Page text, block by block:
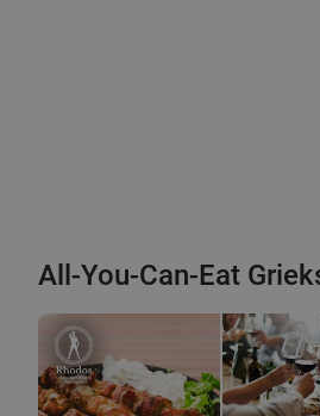
All-You-Can-Eat